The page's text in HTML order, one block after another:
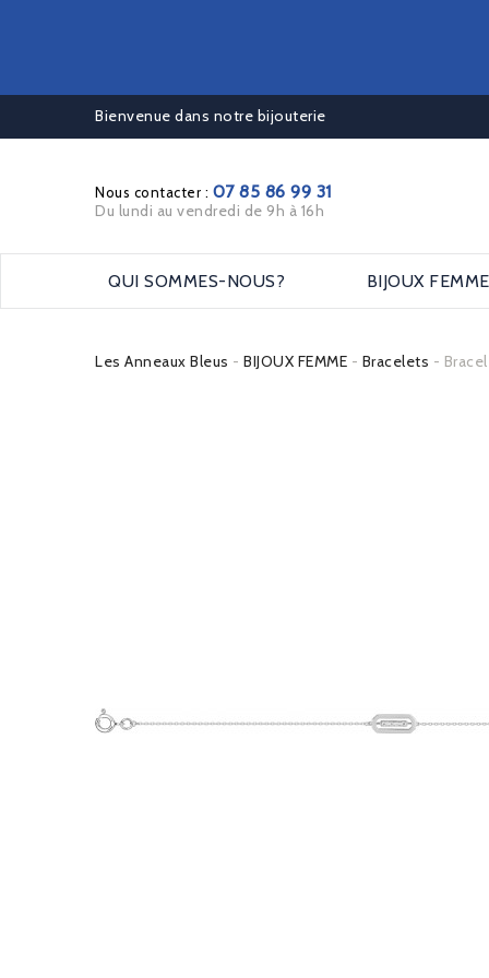
Bienvenue dans notre bijouterie
Nous contacter : 07 85 86 99 31
Du lundi au vendredi de 9h à 16h
QUI SOMMES-NOUS? BIJOUX FEMME
Les Anneaux Bleus BIJOUX FEMME Bracelets